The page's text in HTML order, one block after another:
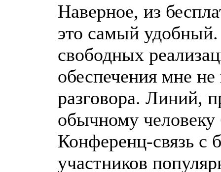
Наверное, из
это самый
свободных
обеспечения мне
разговора. Линий,
обычному
Конференц-связь с
участников